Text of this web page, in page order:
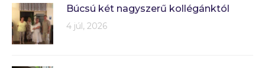
Búcsú két nagyszerű kollégánktól
4 júl, 2026